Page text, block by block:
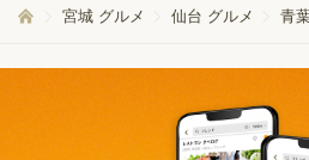
宮城 グルメ 仙台 グルメ 青